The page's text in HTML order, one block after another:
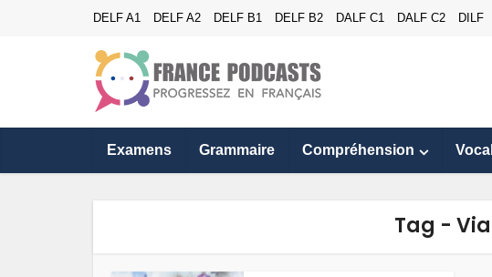
DELF A1 DELF A2 DELF B1 DELF B2 DALF C1 DALF C2 DILF
Examens Grammaire Compréhension
Tag -